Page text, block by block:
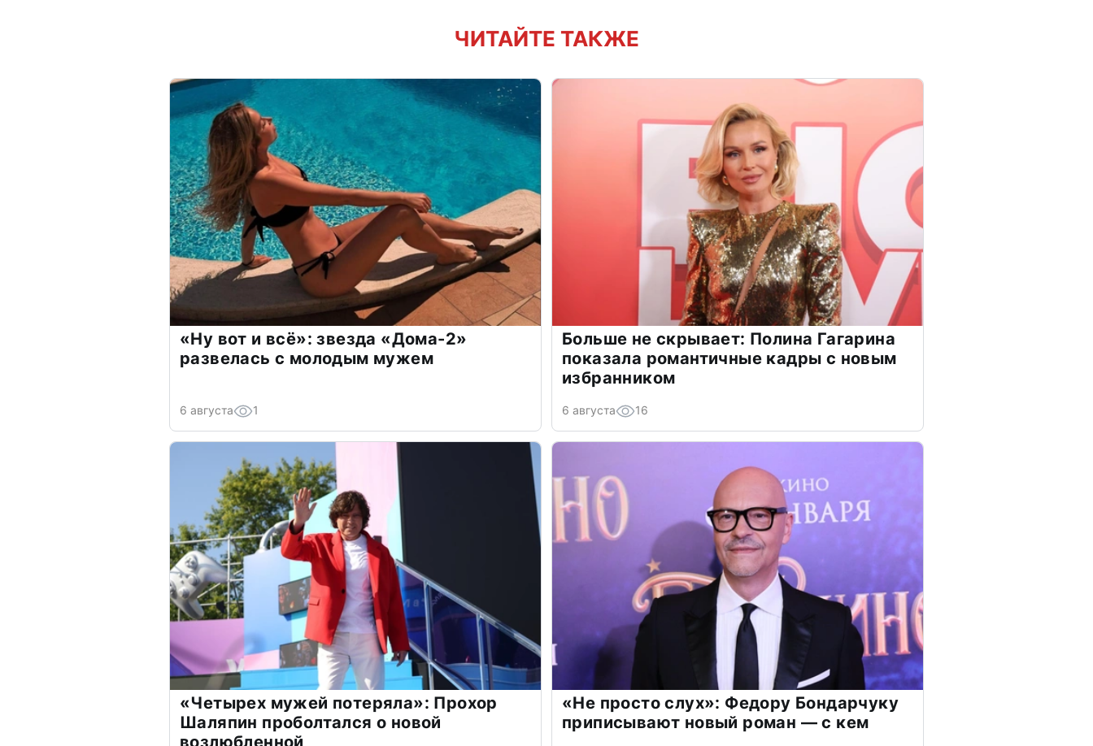
ЧИТАЙТЕ ТАКЖЕ
«Ну вот и всё»: звезда «Дома-2»
развелась с молодым мужем
6 августа 1
Больше не скрывает: Полина Гагарина
показала романтичные кадры с новым
избранником
6 августа 16
«Четырех мужей потеряла»: Прохор
Шаляпин проболтался о новой
возлюбленной
«Не просто слух»: Федору Бондарчуку
приписывают новый роман — с кем